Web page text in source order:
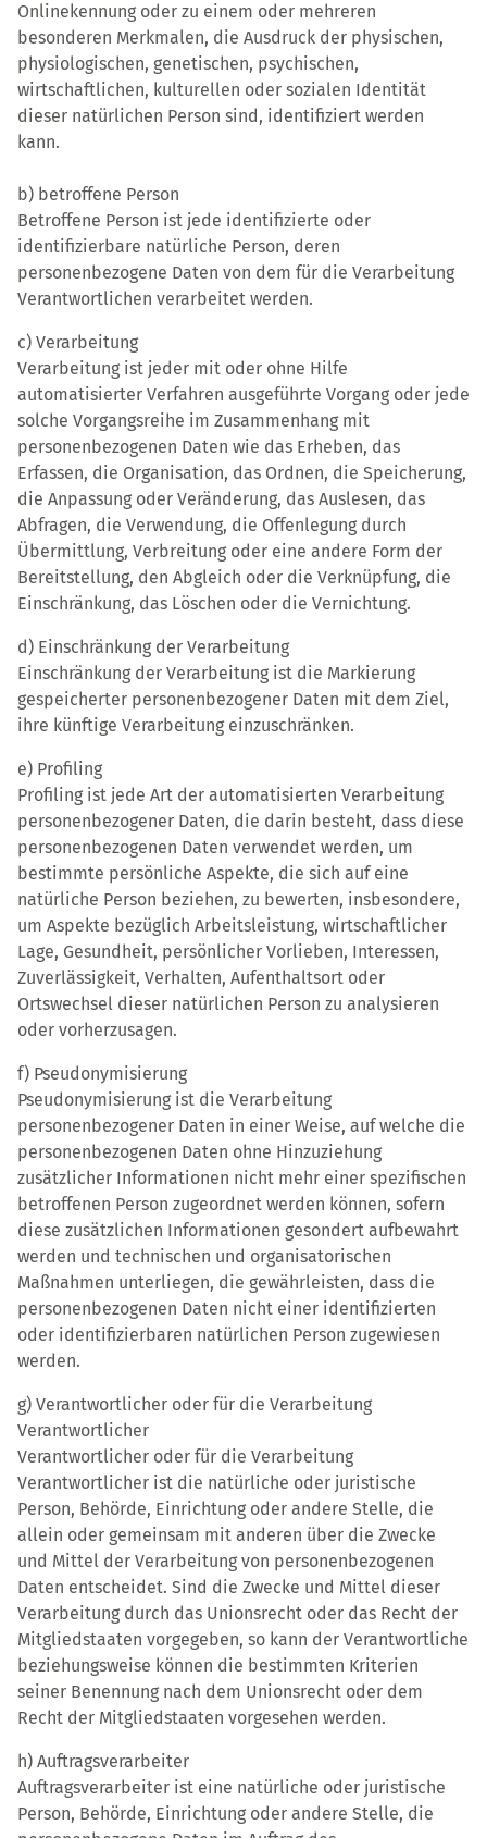
Onlinekennung oder zu einem oder mehreren
besonderen Merkmalen, die Ausdruck der physischen,
physiologischen, genetischen, psychischen,
wirtschaftlichen, kulturellen oder sozialen Identität
dieser natürlichen Person sind, identifiziert werden
kann.
b) betroffene Person
Betroffene Person ist jede identifizierte oder
identifizierbare natürliche Person, deren
personenbezogene Daten von dem für die Verarbeitung
Verantwortlichen verarbeitet werden.
c) Verarbeitung
Verarbeitung ist jeder mit oder ohne Hilfe
automatisierter Verfahren ausgeführte Vorgang oder jede
solche Vorgangsreihe im Zusammenhang mit
personenbezogenen Daten wie das Erheben, das
Erfassen, die Organisation, das Ordnen, die Speicherung,
die Anpassung oder Veränderung, das Auslesen, das
Abfragen, die Verwendung, die Offenlegung durch
Übermittlung, Verbreitung oder eine andere Form der
Bereitstellung, den Abgleich oder die Verknüpfung, die
Einschränkung, das Löschen oder die Vernichtung.
d) Einschränkung der Verarbeitung
Einschränkung der Verarbeitung ist die Markierung
gespeicherter personenbezogener Daten mit dem Ziel,
ihre künftige Verarbeitung einzuschränken.
e) Profiling
Profiling ist jede Art der automatisierten Verarbeitung
personenbezogener Daten, die darin besteht, dass diese
personenbezogenen Daten verwendet werden, um
bestimmte persönliche Aspekte, die sich auf eine
natürliche Person beziehen, zu bewerten, insbesondere,
um Aspekte bezüglich Arbeitsleistung, wirtschaftlicher
Lage, Gesundheit, persönlicher Vorlieben, Interessen,
Zuverlässigkeit, Verhalten, Aufenthaltsort oder
Ortswechsel dieser natürlichen Person zu analysieren
oder vorherzusagen.
f) Pseudonymisierung
Pseudonymisierung ist die Verarbeitung
personenbezogener Daten in einer Weise, auf welche die
personenbezogenen Daten ohne Hinzuziehung
zusätzlicher Informationen nicht mehr einer spezifischen
betroffenen Person zugeordnet werden können, sofern
diese zusätzlichen Informationen gesondert aufbewahrt
werden und technischen und organisatorischen
Maßnahmen unterliegen, die gewährleisten, dass die
personenbezogenen Daten nicht einer identifizierten
oder identifizierbaren natürlichen Person zugewiesen
werden.
g) Verantwortlicher oder für die Verarbeitung
Verantwortlicher
Verantwortlicher oder für die Verarbeitung
Verantwortlicher ist die natürliche oder juristische
Person, Behörde, Einrichtung oder andere Stelle, die
allein oder gemeinsam mit anderen über die Zwecke
und Mittel der Verarbeitung von personenbezogenen
Daten entscheidet. Sind die Zwecke und Mittel dieser
Verarbeitung durch das Unionsrecht oder das Recht der
Mitgliedstaaten vorgegeben, so kann der Verantwortliche
beziehungsweise können die bestimmten Kriterien
seiner Benennung nach dem Unionsrecht oder dem
Recht der Mitgliedstaaten vorgesehen werden.
h) Auftragsverarbeiter
Auftragsverarbeiter ist eine natürliche oder juristische
Person, Behörde, Einrichtung oder andere Stelle, die